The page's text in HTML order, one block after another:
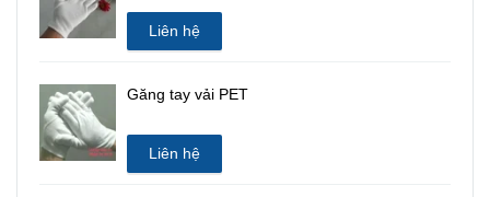
Liên hệ
Găng tay vải PET
Liên hệ